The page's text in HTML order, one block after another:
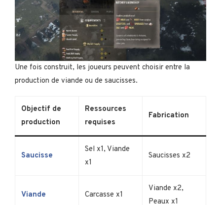
Une fois construit, les joueurs peuvent choisir entre la
production de viande ou de saucisses.
Objectif de
production
Ressources
requises
Fabrication
Saucisse
Sel x1, Viande
x1
Saucisses x2
Viande Carcasse x1
Viande x2,
Peaux x1